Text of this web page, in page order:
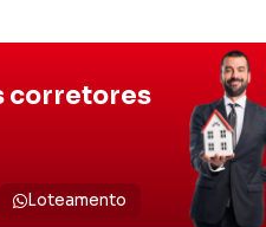
corretores
Loteamento